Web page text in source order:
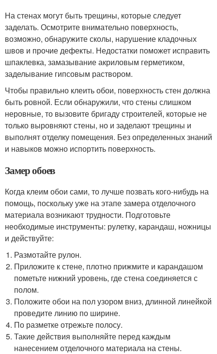
На стенах могут быть трещины, которые следует
заделать. Осмотрите внимательно поверхность,
возможно, обнаружите сколы, нарушение кладочных
швов и прочие дефекты. Недостатки поможет исправить
шпаклевка, замазывание акриловым герметиком,
заделывание гипсовым раствором.
Чтобы правильно клеить обои, поверхность стен должна
быть ровной. Если обнаружили, что стены слишком
неровные, то вызовите бригаду строителей, которые не
только выровняют стены, но и заделают трещины и
выполнят отделку помещения. Без определенных знаний
и навыков можно испортить поверхность.
Замер обоев
Когда клеим обои сами, то лучше позвать кого-нибудь на
помощь, поскольку уже на этапе замера отделочного
материала возникают трудности. Подготовьте
необходимые инструменты: рулетку, карандаш, ножницы
и действуйте:
Размотайте рулон.
Приложите к стене, плотно прижмите и карандашом
пометьте нижний уровень, где стена соединяется с
полом.
Положите обои на пол узором вниз, длинной линейкой
проведите линию по ширине.
По разметке отрежьте полосу.
Такие действия выполняйте перед каждым
нанесением отделочного материала на стены.